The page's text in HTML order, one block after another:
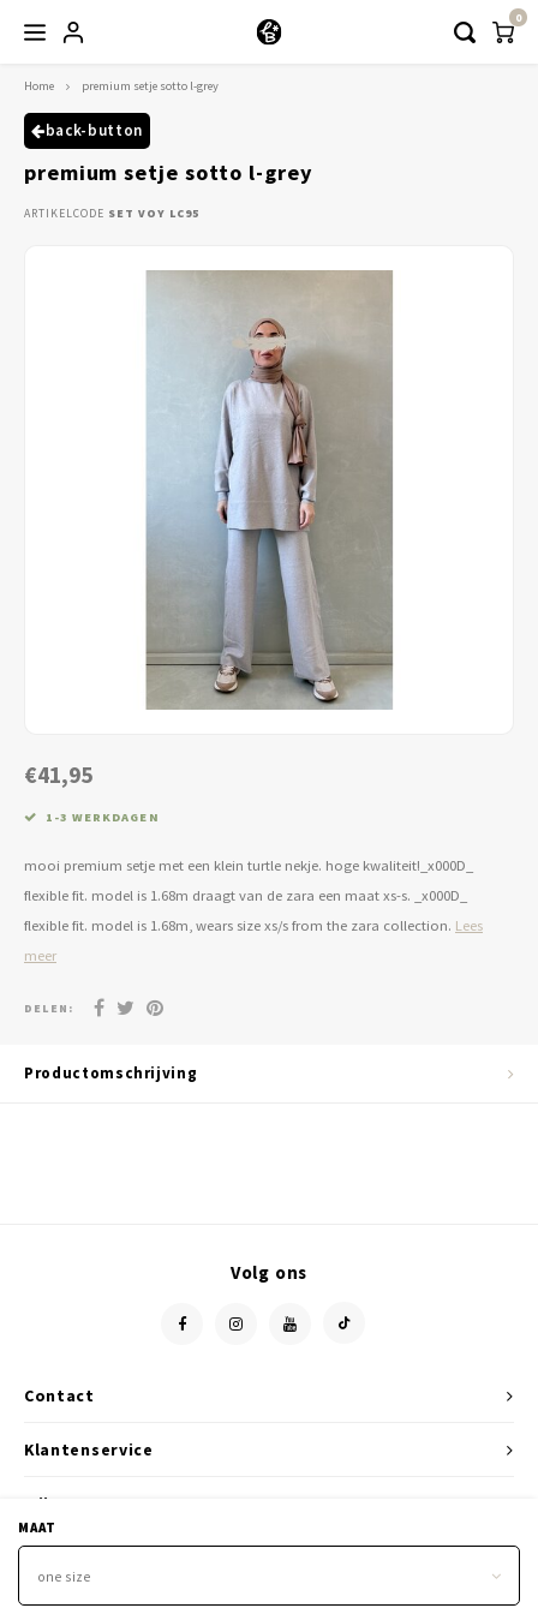
Hoofdmenu / kleding
Broeken & Leggings
0
Home premium setje sotto l-grey
back-button
premium setje sotto l-grey
ARTIKELCODE SET VOY LC95
€41,95
1-3 WERKDAGEN
mooi premium setje met een klein turtle nekje. hoge kwaliteit!_x000D_
flexible fit. model is 1.68m draagt van de zara een maat xs-s. _x000D_
flexible fit. model is 1.68m, wears size xs/s from the zara collection. Lees
meer
MAAT
one size
DELEN:
Productomschrijving
Contact
Volg ons
Klantenservice
Mijn account